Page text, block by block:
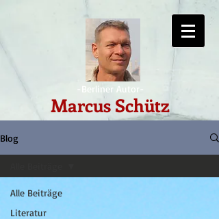
-Berliner Autor-
Marcus Schütz
Blog
Alle Beiträge
Literatur